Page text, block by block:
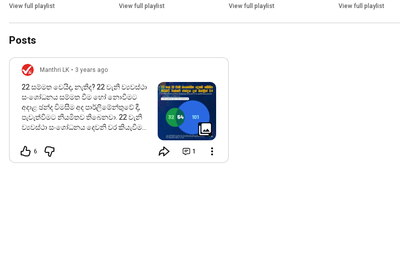
View full playlist View full playlist View full playlist View full playlist
Posts
Manthri LK • 3 years ago
22 සම්මත වෙයිද, නැතිද? 22 වැනි ව්‍යවස්ථා
සංශෝධනය සම්මත වීම හෝ නොවීමට
අදාළ ඡන්ද විමසීම අද පාර්ලිමේන්තුවේ දී,
පැවැත්වීමට නියමිතව තිබෙනවා. 22 වැනි
ව්‍යවස්ථා සංශෝධනය දෙවනි වර කියැවීම
කරගැනීමට ඡන්දය භාවිතා කළ යුතුව
තිබෙණ බවයි රජයේ අදහස වූයේ. නමුත්
6 1